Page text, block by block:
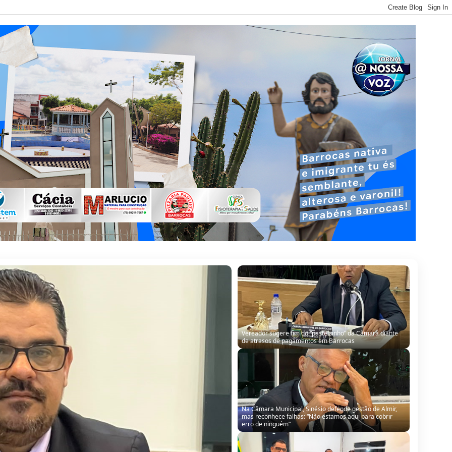
Na Câmara Municipal, Sinésio defende gestão de Almir,
mas reconhece falhas: “Não estamos aqui para cobrir
erro de ninguém”
Câmara de Barrocas retoma sessões com retorno de
vereador, cobranças à gestão e anúncio de modernização